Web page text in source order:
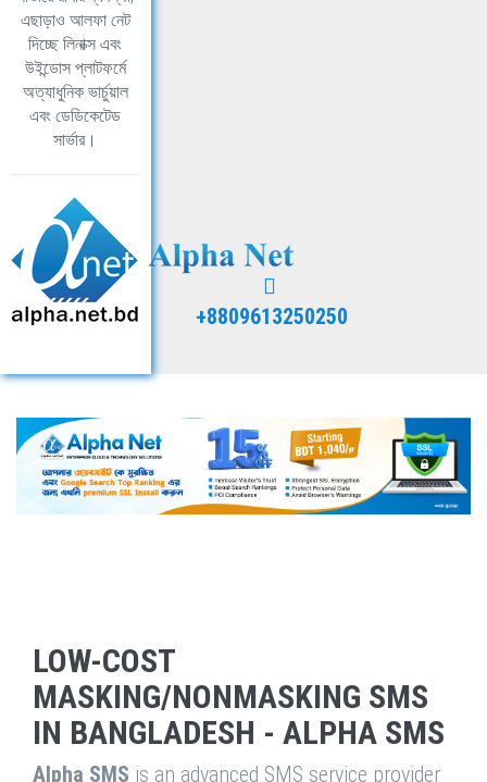
এছাড়াও আলফা নেট
দিচ্ছে লিনাক্স এবং
উইন্ডোস প্লাটফর্মে
অত্যাধুনিক ভার্চুয়াল
এবং ডেডিকেটেড
সার্ভার।
+8809613250250
LOW-COST
MASKING/NONMASKING SMS
IN BANGLADESH - ALPHA SMS
Alpha SMS is an advanced SMS service provider